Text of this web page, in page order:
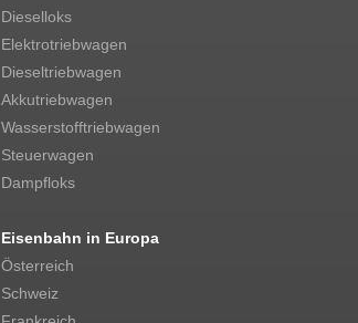
Dieselloks
Elektrotriebwagen
Dieseltriebwagen
Akkutriebwagen
Wasserstofftriebwagen
Steuerwagen
Dampfloks
Eisenbahn in Europa
Österreich
Schweiz